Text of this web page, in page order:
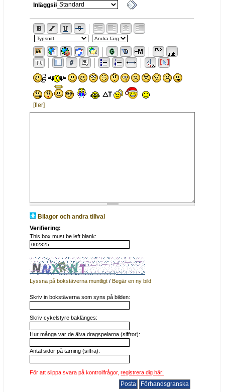
Inläggsikon:
[fler]
Bilagor och andra tillval
Verifiering:
This box must be left blank:
Lyssna på bokstäverna muntligt /Begär en ny bild
Skriv in bokstäverna som syns på bilden:
Skriv cykelstyre baklänges:
Hur många var de älva dragspelarna (siffror):
Antal sidor på tärning (siffra):
För att slippa svara på kontrollfrågor,registrera dig här!